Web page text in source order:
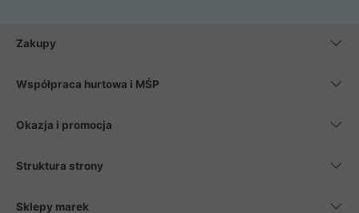
Zakupy
Współpraca hurtowa i MŚP
Okazja i promocja
Struktura strony
Sklepy marek